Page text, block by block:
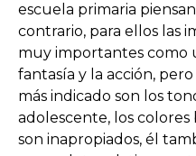
escuela primaria
contrario, para ellos las
muy importantes como
fantasía y la acción,
más indicado son los
adolescente, los
son inapropiados, él